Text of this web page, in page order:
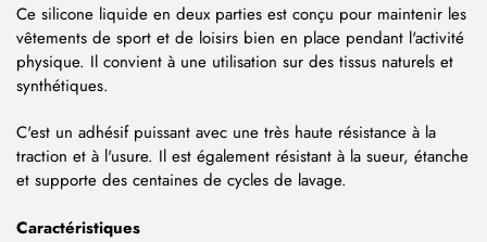
Ce silicone liquide en deux parties est conçu pour maintenir les
vêtements de sport et de loisirs bien en place pendant l'activité
physique. Il convient à une utilisation sur des tissus naturels et
synthétiques.
C'est un adhésif puissant avec une très haute résistance à la
traction et à l'usure. Il est également résistant à la sueur, étanche
et supporte des centaines de cycles de lavage.
Caractéristiques